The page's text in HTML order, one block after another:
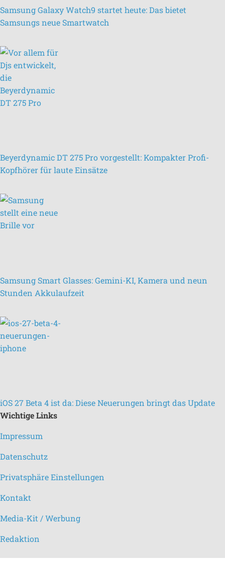
Samsung Galaxy Watch9 startet heute: Das bietet
Samsungs neue Smartwatch
Beyerdynamic DT 275 Pro vorgestellt: Kompakter Profi-
Kopfhörer für laute Einsätze
Samsung Smart Glasses: Gemini-KI, Kamera und neun
Stunden Akkulaufzeit
iOS 27 Beta 4 ist da: Diese Neuerungen bringt das Update
Wichtige Links
Impressum
Datenschutz
Privatsphäre Einstellungen
Kontakt
Media-Kit / Werbung
Redaktion